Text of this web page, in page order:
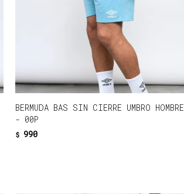
BERMUDA BAS SIN CIERRE UMBRO HOMBRE
- 00P
$ 990